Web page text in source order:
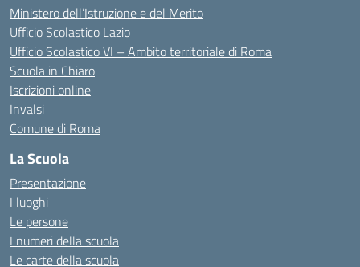
Ministero dell’Istruzione e del Merito
Ufficio Scolastico Lazio
Ufficio Scolastico VI – Ambito territoriale di Roma
Scuola in Chiaro
Iscrizioni online
Invalsi
Comune di Roma
La Scuola
Presentazione
I luoghi
Le persone
I numeri della scuola
Le carte della scuola